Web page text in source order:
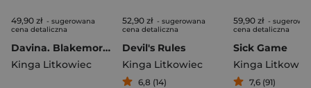
49,90 zł - sugerowana
cena detaliczna
Davina. Blakemore Family. Tom 8
Kinga Litkowiec
52,90 zł - sugerowana
cena detaliczna
Devil's Rules
Kinga Litkowiec
6,8 (14)
59,90 zł -
cena detaliczna
Sick Game
Kinga
7,6 (91)